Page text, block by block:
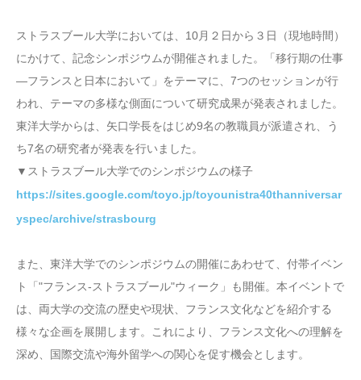
ストラスブール大学においては、10月２日から３日（現地時間）
にかけて、記念シンポジウムが開催されました。「移行期の仕事
―フランスと日本において」をテーマに、7つのセッションが行
われ、テーマの多様な側面について研究成果が発表されました。
東洋大学からは、矢口学長をはじめ9名の教職員が派遣され、う
ち7名の研究者が発表を行いました。
▼ストラスブール大学でのシンポジウムの様子
https://sites.google.com/toyo.jp/toyounistra40thanniversar
yspec/archive/strasbourg
また、東洋大学でのシンポジウムの開催にあわせて、付帯イベン
ト「"フランス-ストラスブール"ウィーク」も開催。本イベントで
は、両大学の交流の歴史や現状、フランス文化などを紹介する
様々な企画を展開します。これにより、フランス文化への理解を
深め、国際交流や海外留学への関心を促す機会とします。